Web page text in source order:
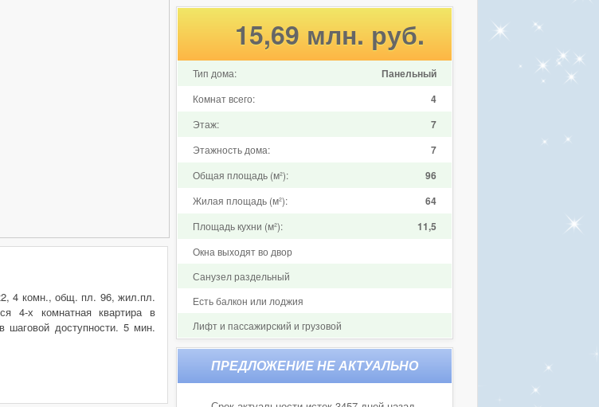
4 комн., общ. пл. 96, жил.пл.
4-х комнатная квартира в
шаговой доступности. 5 мин.
15,69 млн. руб.
Тип дома: Панельный
Комнат всего: 4
Этаж: 7
Этажность дома: 7
Общая площадь (м²): 96
Жилая площадь (м²): 64
Площадь кухни (м²): 11,5
Окна выходят во двор
Санузел раздельный
Есть балкон или лоджия
Лифт и пассажирский и грузовой